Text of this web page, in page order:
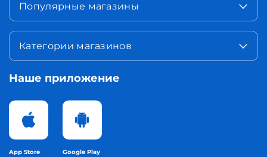
Популярные магазины
Категории магазинов
Наше приложение
App Store Google Play